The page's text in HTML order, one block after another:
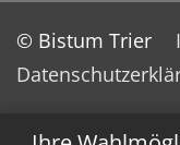
© Bistum Trier